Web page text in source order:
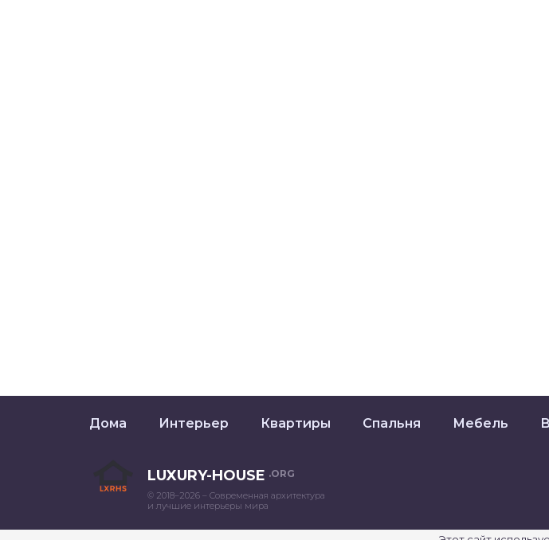
Дома Интерьер Квартиры Спальня Мебель
LUXURY-HOUSE .ORG
© 2018–2026 – Современная архитектура
и лучшие интерьеры мира